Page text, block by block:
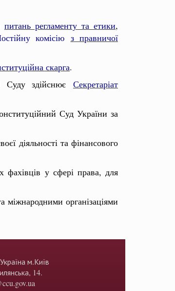
питань регламенту та етики,
остійну комісію з правничої
скарга.
Суду здійснює Секретаріат
Суд України за
діяльності та фінансового
фахівців у сфері права, для
міжнародними організаціями
м.Київ
14.